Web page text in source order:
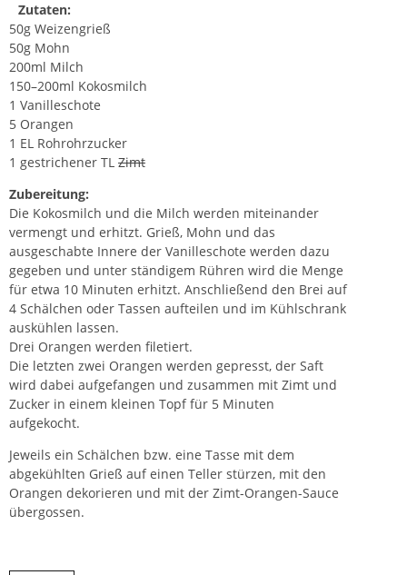
Zutaten:
50g Weizengrieß
50g Mohn
200ml Milch
150–200ml Kokosmilch
1 Vanilleschote
5 Orangen
1 EL Rohrohrzucker
1 gestrichener TL Zimt
Zubereitung:
Die Kokosmilch und die Milch werden miteinander
vermengt und erhitzt. Grieß, Mohn und das
ausgeschabte Innere der Vanilleschote werden dazu
gegeben und unter ständigem Rühren wird die Menge
für etwa 10 Minuten erhitzt. Anschließend den Brei auf
4 Schälchen oder Tassen aufteilen und im Kühlschrank
auskühlen lassen.
Drei Orangen werden filetiert.
Die letzten zwei Orangen werden gepresst, der Saft
wird dabei aufgefangen und zusammen mit Zimt und
Zucker in einem kleinen Topf für 5 Minuten
aufgekocht.
Jeweils ein Schälchen bzw. eine Tasse mit dem
abgekühlten Grieß auf einen Teller stürzen, mit den
Orangen dekorieren und mit der Zimt-Orangen-Sauce
übergossen.